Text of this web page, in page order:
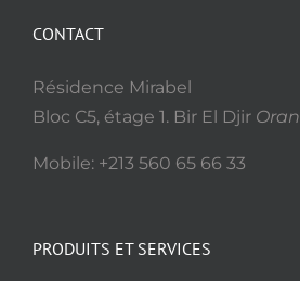
PRODUITS ET SERVICES
CONTACT
Résidence Mirabel
Bloc C5, étage 1. Bir El Djir Oran
Mobile: +213 560 65 66 33